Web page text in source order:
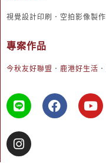
視覺設計印刷．空拍影像製
專案作品
今秋友好聯盟 ． 鹿港好生活 ．